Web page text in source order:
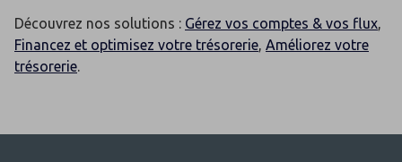
Découvrez nos solutions : Gérez vos comptes & vos flux,
Financez et optimisez votre trésorerie, Améliorez votre
trésorerie.